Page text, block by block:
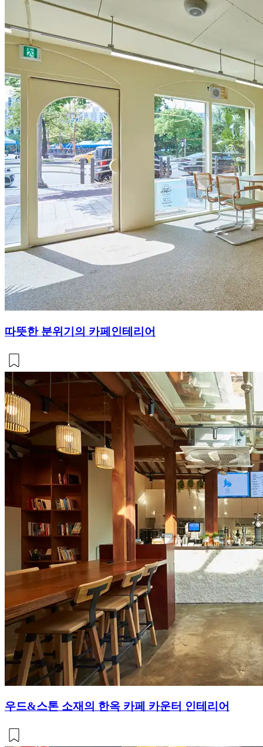
따뜻한 분위기의 카페인테리어
우드&스톤 소재의 한옥 카페 카운터 인테리어